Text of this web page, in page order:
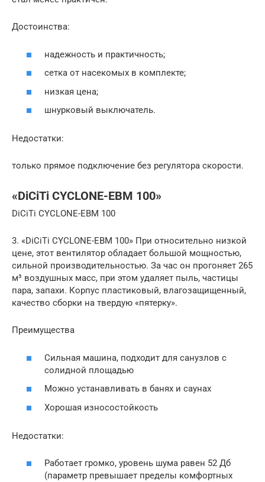
Достоинства:
надежность и практичность;
сетка от насекомых в комплекте;
низкая цена;
шнурковый выключатель.
Недостатки:
только прямое подключение без регулятора скорости.
«DiCiTi CYCLONE-EBM 100»
DiCiTi CYCLONE-EBM 100
3. «DiCiTi CYCLONE-EBM 100» При относительно низкой
цене, этот вентилятор обладает большой мощностью,
сильной производительностью. За час он прогоняет 265
м³ воздушных масс, при этом удаляет пыль, частицы
пара, запахи. Корпус пластиковый, влагозащищенный,
качество сборки на твердую «пятерку».
Преимущества
Сильная машина, подходит для санузлов с
солидной площадью
Можно устанавливать в банях и саунах
Хорошая износостойкость
Недостатки:
Работает громко, уровень шума равен 52 Дб
(параметр превышает пределы комфортных